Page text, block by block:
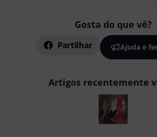
Gosta do que vê?
Partilhar Ajuda e
Artigos recentemente